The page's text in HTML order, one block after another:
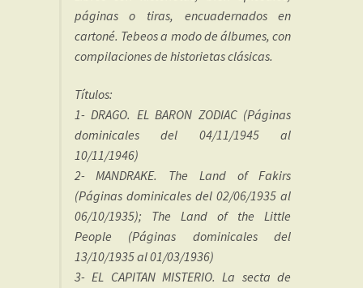
páginas o tiras, encuadernados en
cartoné. Tebeos a modo de álbumes, con
compilaciones de historietas clásicas.
Títulos:
1- DRAGO. EL BARON ZODIAC (Páginas
dominicales del 04/11/1945 al
10/11/1946)
2- MANDRAKE. The Land of Fakirs
(Páginas dominicales del 02/06/1935 al
06/10/1935); The Land of the Little
People (Páginas dominicales del
13/10/1935 al 01/03/1936)
3- EL CAPITAN MISTERIO. La secta de